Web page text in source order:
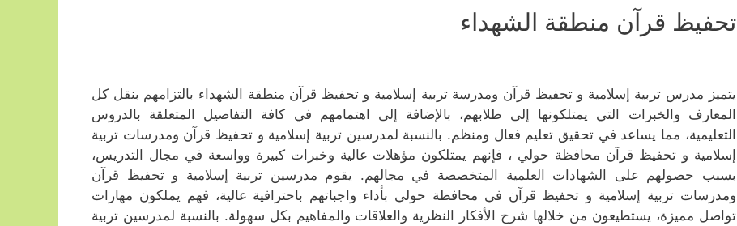
تحفيظ قرآن منطقة الشهداء
يتميز مدرس تربية إسلامية و تحفيظ قرآن ومدرسة تربية إسلامية و تحفيظ قرآن منطقة الشهداء بالتزامهم بنقل كل
المعارف والخبرات التي يمتلكونها إلى طلابهم، بالإضافة إلى اهتمامهم في كافة التفاصيل المتعلقة بالدروس
التعليمية، مما يساعد في تحقيق تعليم فعال ومنظم. بالنسبة لمدرسين تربية إسلامية و تحفيظ قرآن ومدرسات تربية
إسلامية و تحفيظ قرآن محافظة حولي ، فإنهم يمتلكون مؤهلات عالية وخبرات كبيرة وواسعة في مجال التدريس،
بسبب حصولهم على الشهادات العلمية المتخصصة في مجالهم. يقوم مدرسين تربية إسلامية و تحفيظ قرآن
ومدرسات تربية إسلامية و تحفيظ قرآن في محافظة حولي بأداء واجباتهم باحترافية عالية، فهم يملكون مهارات
تواصل مميزة، يستطيعون من خلالها شرح الأفكار النظرية والعلاقات والمفاهيم بكل سهولة. بالنسبة لمدرسين تربية